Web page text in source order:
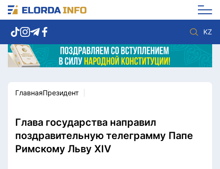
KZ
Новости столицы
Спорт
Культура
Видео
Мир
Послание
Служба Комплаенс
ГлавнаяПрезидент
Глава государства направил
поздравительную телеграмму Папе
Римскому Льву XIV